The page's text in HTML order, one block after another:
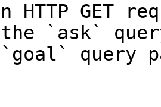
HTTP GET
the `ask`
query